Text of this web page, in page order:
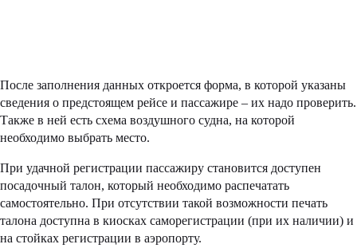
После заполнения данных откроется форма, в которой указаны
сведения о предстоящем рейсе и пассажире – их надо проверить.
Также в ней есть схема воздушного судна, на которой
необходимо выбрать место.
При удачной регистрации пассажиру становится доступен
посадочный талон, который необходимо распечатать
самостоятельно. При отсутствии такой возможности печать
талона доступна в киосках саморегистрации (при их наличии) и
на стойках регистрации в аэропорту.